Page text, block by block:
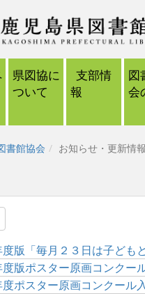
県図協に
ついて
支部情
報
図
会
書館協会 お知らせ・更新情報
版ポスター原画コンクー
ポスター原画コンクール